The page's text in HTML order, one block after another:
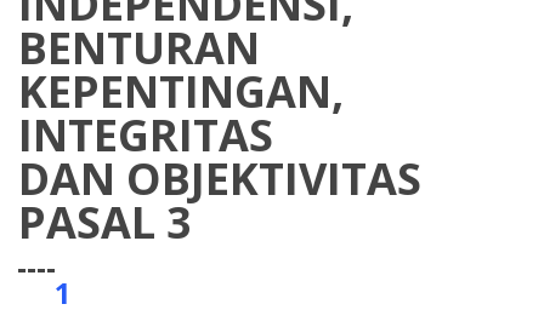
BENTURAN
KEPENTINGAN,
INTEGRITAS
DAN OBJEKTIVITAS
PASAL 3
1